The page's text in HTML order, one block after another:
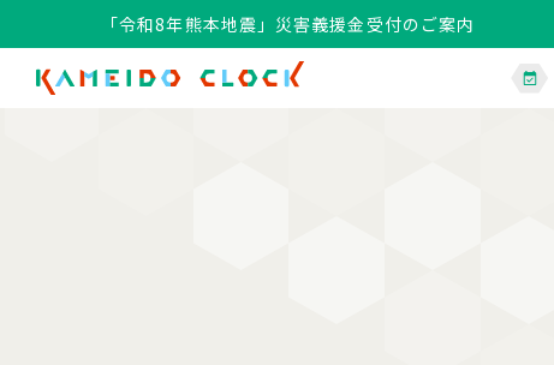
「令和8年熊本地震」災害義援金受付のご案内